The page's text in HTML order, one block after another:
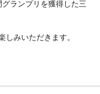
ランプリを獲得した三
しみいただきます。